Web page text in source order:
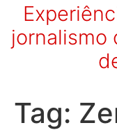
jornalismo
Tag: